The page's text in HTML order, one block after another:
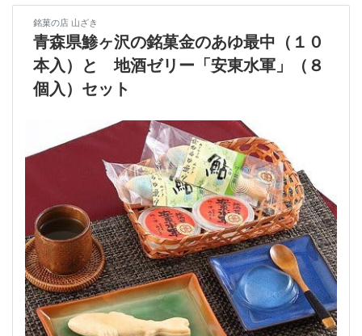
銘菓の店 山ざき
青森県鯵ヶ沢の銘菓金のあゆ最中（１０
本入）と 地酒ゼリー「安東水軍」（８
個入）セット
https://jp.pokke.in/blog/8613